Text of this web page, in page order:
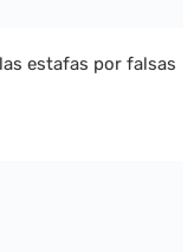
estafas por falsas